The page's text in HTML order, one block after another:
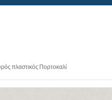
πλαστικός Πορτοκαλί